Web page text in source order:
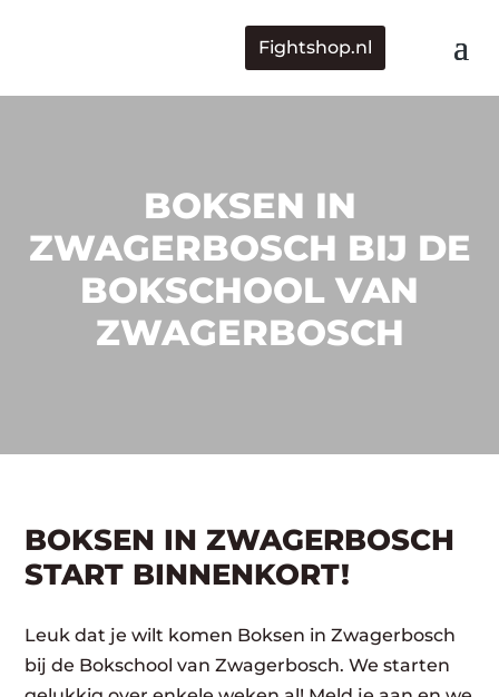
Fightshop.nl
BOKSEN IN
ZWAGERBOSCH BIJ DE
BOKSCHOOL VAN
ZWAGERBOSCH
BOKSEN IN ZWAGERBOSCH
START BINNENKORT!
Leuk dat je wilt komen Boksen in Zwagerbosch
bij de Bokschool van Zwagerbosch. We starten